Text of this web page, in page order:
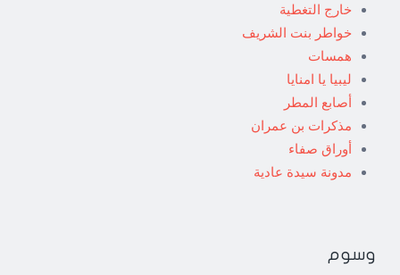
خارج التغطية
خواطر بنت الشريف
همسات
ليبيا يا امنايا
أصابع المطر
مذكرات بن عمران
أوراق صفاء
مدونة سيدة عادية
وسوم